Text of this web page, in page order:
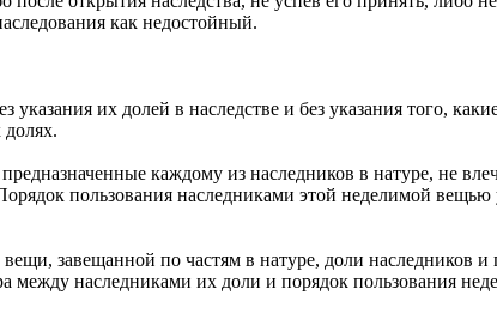
как недостойный.
их долей в наследстве и без указания того,
каждому из наследников в натуре, не
пользования наследниками этой неделимой
завещанной по частям в натуре, доли наследников
между наследниками их доли и порядок пользования